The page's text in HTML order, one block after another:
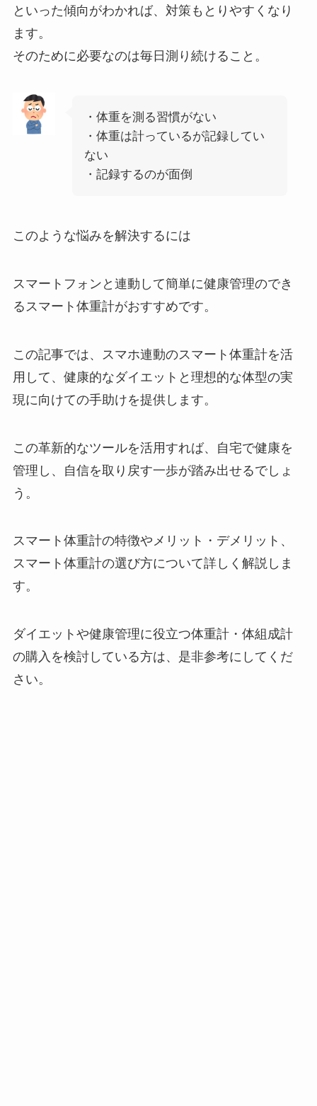
といった傾向がわかれば、対策もとりやすくなり
ます。
そのために必要なのは毎日測り続けること。
・体重を測る習慣がない
・体重は計っているが記録してい
ない
・記録するのが面倒
このような悩みを解決するには
スマートフォンと連動して簡単に健康管理のでき
るスマート体重計がおすすめです。
この記事では、スマホ連動のスマート体重計を活
用して、健康的なダイエットと理想的な体型の実
現に向けての手助けを提供します。
この革新的なツールを活用すれば、自宅で健康を
管理し、自信を取り戻す一歩が踏み出せるでしょ
う。
スマート体重計の特徴やメリット・デメリット、
スマート体重計の選び方について詳しく解説しま
す。
ダイエットや健康管理に役立つ体重計・体組成計
の購入を検討している方は、是非参考にしてくだ
さい。